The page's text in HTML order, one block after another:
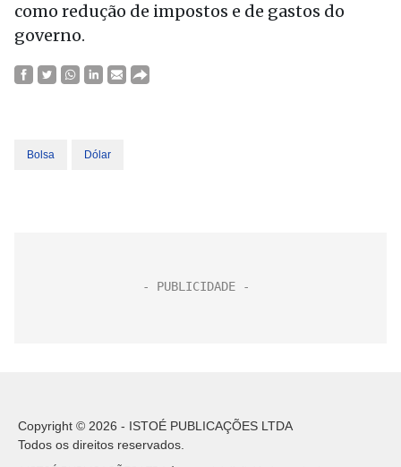
como redução de impostos e de gastos do
governo.
Bolsa Dólar
Copyright © 2026 - ISTOÉ PUBLICAÇÕES LTDA
Todos os direitos reservados.